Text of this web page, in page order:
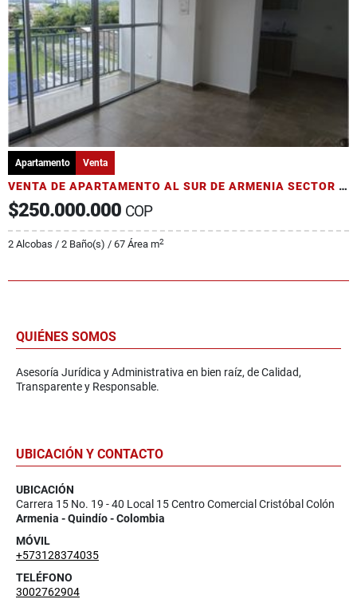
Apartamento Venta
VENTA DE APARTAMENTO AL SUR DE ARMENIA SECTOR PUERTO ESPEJO
$250.000.000 COP
2 Alcobas / 2 Baño(s) / 67 Área m2
QUIÉNES SOMOS
Asesoría Jurídica y Administrativa en bien raíz, de Calidad,
Transparente y Responsable.
UBICACIÓN Y CONTACTO
UBICACIÓN
Carrera 15 No. 19 - 40 Local 15 Centro Comercial Cristóbal Colón
Armenia - Quindío - Colombia
MÓVIL
+573128374035
TELÉFONO
3002762904